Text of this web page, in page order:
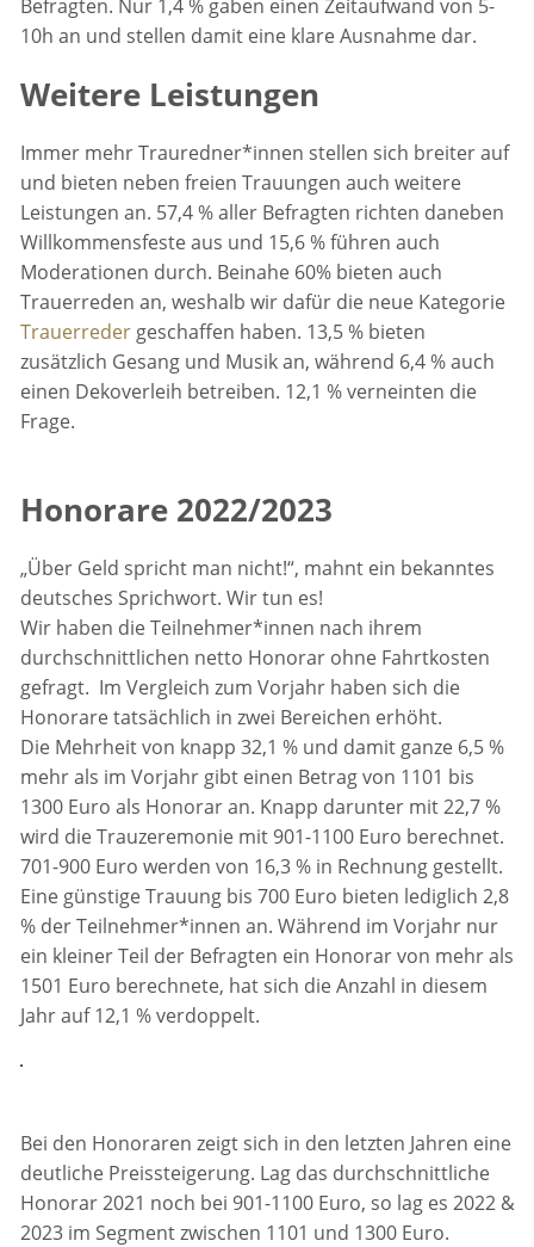
Befragten. Nur 1,4 % gaben einen Zeitaufwand von 5-
10h an und stellen damit eine klare Ausnahme dar.
Weitere Leistungen
Immer mehr Trauredner*innen stellen sich breiter auf
und bieten neben freien Trauungen auch weitere
Leistungen an. 57,4 % aller Befragten richten daneben
Willkommensfeste aus und 15,6 % führen auch
Moderationen durch. Beinahe 60% bieten auch
Trauerreden an, weshalb wir dafür die neue Kategorie
Trauerreder geschaffen haben. 13,5 % bieten
zusätzlich Gesang und Musik an, während 6,4 % auch
einen Dekoverleih betreiben. 12,1 % verneinten die
Frage.
Honorare 2022/2023
„Über Geld spricht man nicht!“, mahnt ein bekanntes
deutsches Sprichwort. Wir tun es!
Wir haben die Teilnehmer*innen nach ihrem
durchschnittlichen netto Honorar ohne Fahrtkosten
gefragt. Im Vergleich zum Vorjahr haben sich die
Honorare tatsächlich in zwei Bereichen erhöht.
Die Mehrheit von knapp 32,1 % und damit ganze 6,5 %
mehr als im Vorjahr gibt einen Betrag von 1101 bis
1300 Euro als Honorar an. Knapp darunter mit 22,7 %
wird die Trauzeremonie mit 901-1100 Euro berechnet.
701-900 Euro werden von 16,3 % in Rechnung gestellt.
Eine günstige Trauung bis 700 Euro bieten lediglich 2,8
% der Teilnehmer*innen an. Während im Vorjahr nur
ein kleiner Teil der Befragten ein Honorar von mehr als
1501 Euro berechnete, hat sich die Anzahl in diesem
Jahr auf 12,1 % verdoppelt.
Bei den Honoraren zeigt sich in den letzten Jahren eine
deutliche Preissteigerung. Lag das durchschnittliche
Honorar 2021 noch bei 901-1100 Euro, so lag es 2022 &
2023 im Segment zwischen 1101 und 1300 Euro.